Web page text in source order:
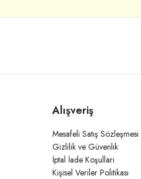
Alışveriş
Mesafeli Satış Sözleşmesi
Gizlilik ve Güvenlik
İptal İade Koşullari
Kişisel Veriler Politikası